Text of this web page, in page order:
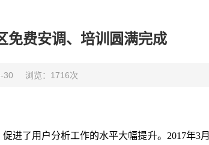
免费安调、培训圆满完成
30 浏览：1716次
进了用户分析工作的水平大幅提升。 2017年3